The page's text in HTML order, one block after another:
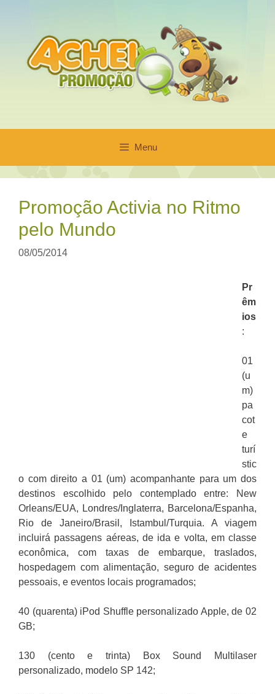
conteúdo
Menu
Promoção Activia no Ritmo
pelo Mundo
08/05/2014
Pr
êm
ios
:
01
(u
m)
pa
cot
e
turí
stic
o com direito a 01 (um) acompanhante para um dos
destinos escolhido pelo contemplado entre: New
Orleans/EUA, Londres/Inglaterra, Barcelona/Espanha,
Rio de Janeiro/Brasil, Istambul/Turquia. A viagem
incluirá passagens aéreas, de ida e volta, em classe
econômica, com taxas de embarque, traslados,
hospedagem com alimentação, seguro de acidentes
pessoais, e eventos locais programados;
40 (quarenta) iPod Shuffle personalizado Apple, de 02
GB;
130 (cento e trinta) Box Sound Multilaser
personalizado, modelo SP 142;